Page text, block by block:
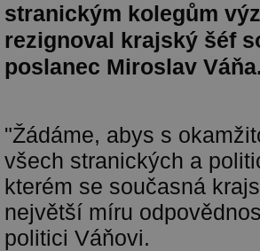
stranickým kolegům
rezignoval krajský šéf
poslanec Miroslav
"Žádáme, abys s
všech stranických a
kterém se současná
největší míru
politici Váňovi.